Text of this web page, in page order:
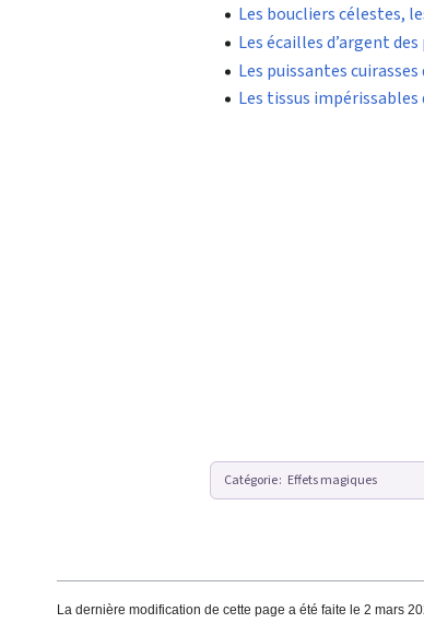
Les boucliers célestes,
Les écailles d’argent
Les puissantes cuirasses
Les tissus
Catégorie: Effets magiques
La dernière modification de cette page a été faite le 2 mars